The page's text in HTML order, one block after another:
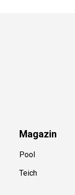
Magazin
Pool
Teich